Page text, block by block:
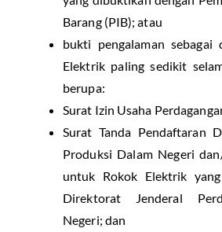
Barang (PIB); atau
bukti pengalaman
Elektrik paling sedikit
berupa:
Surat Izin Usaha
Surat Tanda Pendaftaran
Produksi Dalam Negeri
untuk Rokok Elektrik
Direktorat Jenderal
Negeri; dan